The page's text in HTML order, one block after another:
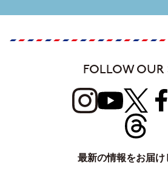
FOLLOW OUR
最新の情報をお届け